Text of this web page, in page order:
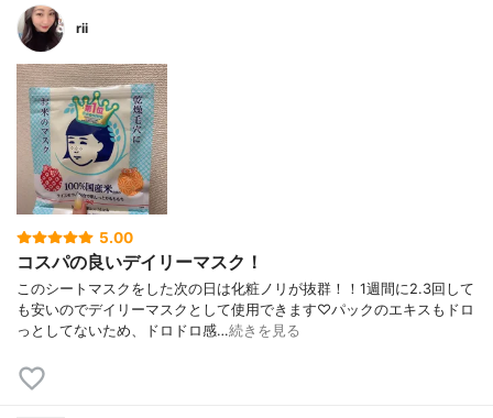
rii
5.00
コスパの良いデイリーマスク！
このシートマスクをした次の日は化粧ノリが抜群！！1週間に2.3回して
も安いのでデイリーマスクとして使用できます♡パックのエキスもドロ
っとしてないため、ドロドロ感…続きを見る